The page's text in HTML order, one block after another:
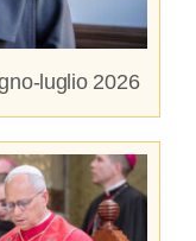
luglio 2026